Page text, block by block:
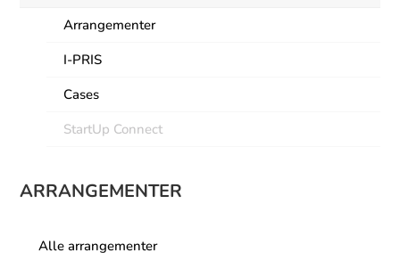
Arrangementer
I-PRIS
Cases
StartUp Connect
ARRANGEMENTER
Alle arrangementer